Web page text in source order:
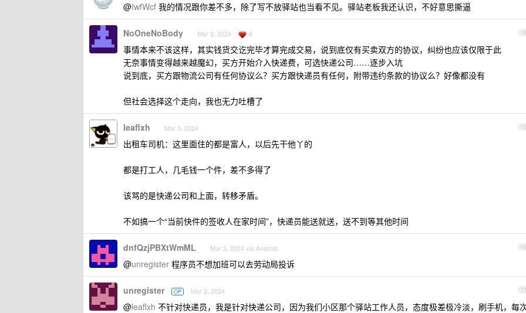
@IwfWcf 我的情况跟你差不多，除了写不放驿站也当看不见。驿站老板我还认识，不好意思撕逼
14
NoOneNoBody Mar 3, 2024 4
事情本来不该这样，其实钱货交讫完毕才算完成交易，说到底仅有买卖双方的协议，纠纷也应该仅限于此
无奈事情变得越来越魔幻，买方开始介入快递费，可选快递公司……逐步入坑
说到底，买方跟物流公司有任何协议么？买方跟快递员有任何，附带违约条款的协议么？好像都没有
但社会选择这个走向，我也无力吐槽了
15
leaflxh Mar 3, 2024
出租车司机：这里面住的都是富人，以后先干他丫的
都是打工人，几毛钱一个件，差不多得了
该骂的是快递公司和上面，转移矛盾。
不如搞一个“当前快件的签收人在家时间”，快递员能送就送，送不到等其他时间
16
dnfQzjPBXtWmML Mar 3, 2024 via Android
@unregister 程序员不想加班可以去劳动局投诉
17
unregister OP Mar 3, 2024
@leaflxh 不针对快递员，我是针对快递公司，因为我们小区那个驿站工作人员，态度极差极冷淡，刷手机，每